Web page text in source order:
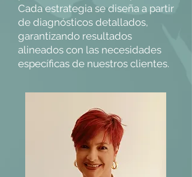
Cada estrategia se diseña a partir
de diagnósticos detallados,
garantizando resultados
alineados con las necesidades
específicas de nuestros clientes.